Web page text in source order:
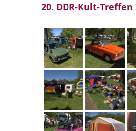
20. DDR-Kult-Treffen